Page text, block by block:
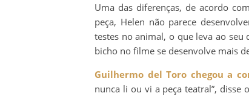
Uma das diferenças, de acordo
peça, Helen não parece
testes no animal, o que leva ao
bicho no filme se desenvolve mais
Guilhermo del Toro chegou a
nunca li ou vi a peça teatral”, disse